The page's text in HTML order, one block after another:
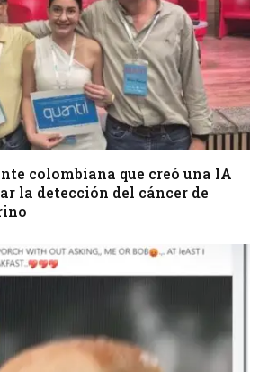
colombiana que creó una IA
la detección del cáncer de